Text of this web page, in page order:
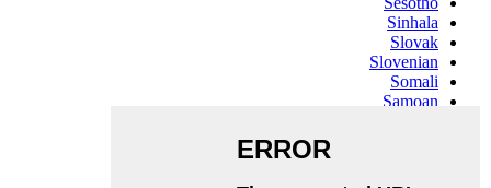
Sinhala
Slovak
Slovenian
Somali
Samoan